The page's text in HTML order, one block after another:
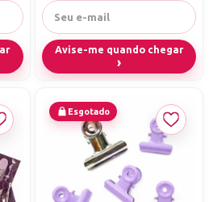
Avise-me quando chegar
Esgotado